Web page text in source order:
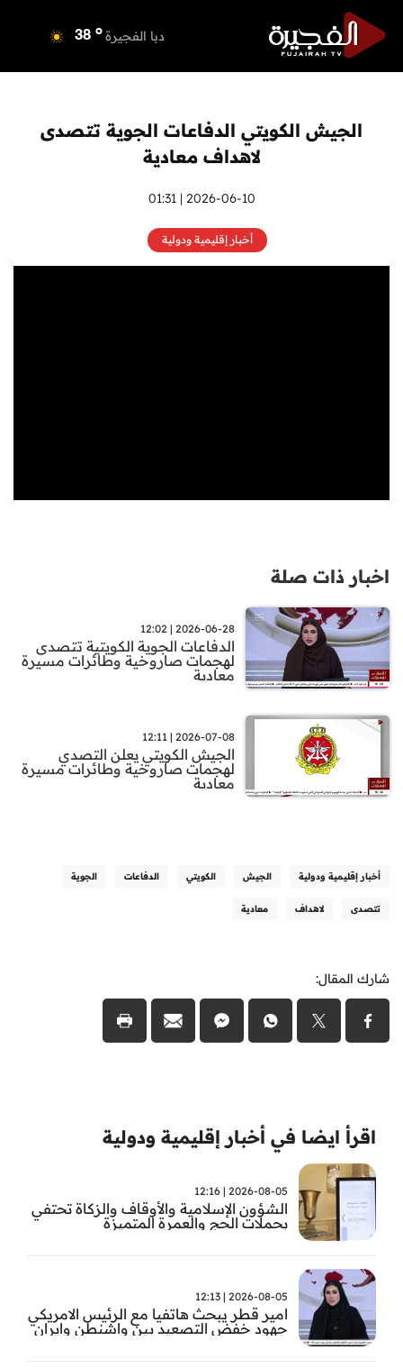
دبا الفجيرة 38 o
أم القيوين o
راس الخيمة
الفجيرة
الجيش الكويتي الدفاعات الجوية تتصدى
لاهداف معادية
2026-06-10 | 01:31
أخبار إقليمية ودولية
اخبار ذات صلة
2026-06-28 | 12:02
الدفاعات الجوية الكويتية تتصدى
لهجمات صاروخية وطائرات مسيرة
معادية
2026-07-08 | 12:11
الجيش الكويتي يعلن التصدي
لهجمات صاروخية وطائرات مسيرة
معادية
أخبار إقليمية ودولية الجيش الكويتي الدفاعات الجوية
تتصدى لاهداف معادية
شارك المقال:
اقرأ ايضا في أخبار إقليمية ودولية
2026-08-05 | 12:16
الشؤون الإسلامية والأوقاف والزكاة تحتفي
بحملات الحج والعمرة المتميزة
2026-08-05 | 12:13
امير قطر يبحث هاتفيا مع الرئيس الامريكي
جهود خفض التصعيد بين واشنطن وايران